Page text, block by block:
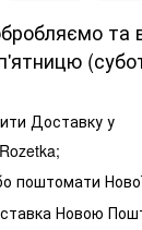
та
Доставку у
поштомати
Новою